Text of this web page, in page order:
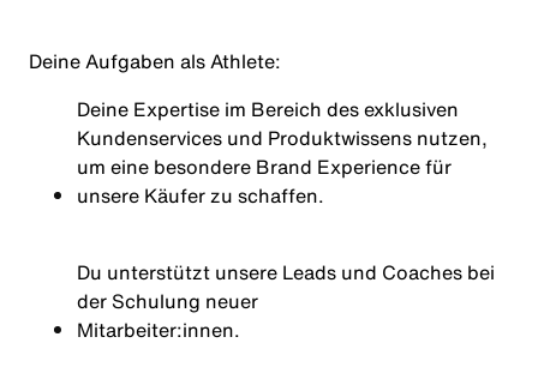
Deine Aufgaben alsAthlete:
Deine Expertise im Bereich des exklusiven
Kundenservices und Produktwissens nutzen,
um eine besondere Brand Experience für
unsere Käufer zu schaffen.
Du unterstützt unsere Leads und Coaches bei
der Schulung neuer
Mitarbeiter:innen.